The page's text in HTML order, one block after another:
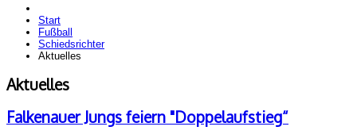
Start
Fußball
Schiedsrichter
Aktuelles
Aktuelles
Falkenauer Jungs feiern "Doppelaufstieg“